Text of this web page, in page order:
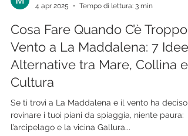
Marco Mannoni
4 apr 2025
Tempo di lettura: 3 min
Cosa Fare Quando C’è Troppo
Vento a La Maddalena: 7 Idee
Alternative tra Mare, Collina e
Cultura
Se ti trovi a La Maddalena e il vento ha deciso